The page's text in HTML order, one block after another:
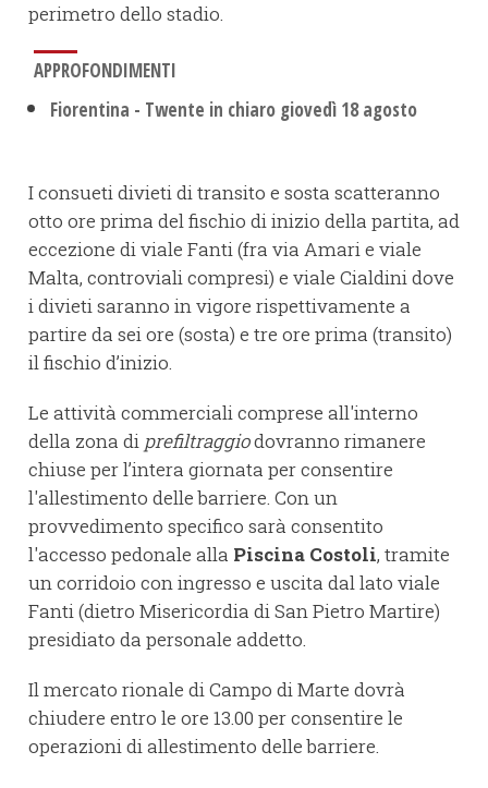
perimetro dello stadio.
APPROFONDIMENTI
Fiorentina - Twente in chiaro giovedì 18 agosto
I consueti divieti di transito e sosta scatteranno
otto ore prima del fischio di inizio della partita, ad
eccezione di viale Fanti (fra via Amari e viale
Malta, controviali compresi) e viale Cialdini dove
i divieti saranno in vigore rispettivamente a
partire da sei ore (sosta) e tre ore prima (transito)
il fischio d’inizio.
Le attività commerciali comprese all'interno
della zona di prefiltraggiodovranno rimanere
chiuse per l’intera giornata per consentire
l'allestimento delle barriere. Con un
provvedimento specifico sarà consentito
l'accesso pedonale alla Piscina Costoli, tramite
un corridoio con ingresso e uscita dal lato viale
Fanti (dietro Misericordia di San Pietro Martire)
presidiato da personale addetto.
Il mercato rionale di Campo di Marte dovrà
chiudere entro le ore 13.00 per consentire le
operazioni di allestimento delle barriere.